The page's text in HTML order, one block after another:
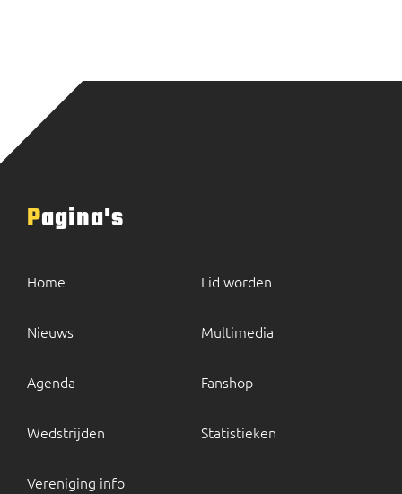
Pagina's
Home
Nieuws
Agenda
Wedstrijden
Vereniging info
Lid worden
Multimedia
Fanshop
Statistieken